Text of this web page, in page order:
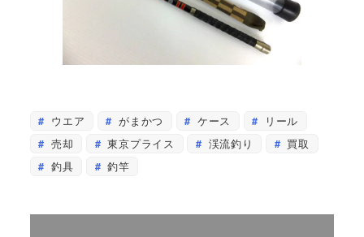
ウエア がまかつ ケース
リール
売却
東京プライス 渓流釣り
買取
釣具
釣竿